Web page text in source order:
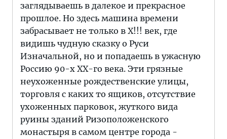
заглядываешь в далекое и прекрасное
прошлое. Но здесь машина времени
забрасывает не только в Х!!! век, где
видишь чудную сказку о Руси
Изначальной, но и попадаешь в ужасную
Россию 90-х ХХ-го века. Эти грязные
неухоженные рождественские улицы,
торговля с каких то ящиков, отсутствие
ухоженных парковок, жуткого вида
руины зданий Ризоположенского
монастыря в самом центре города -